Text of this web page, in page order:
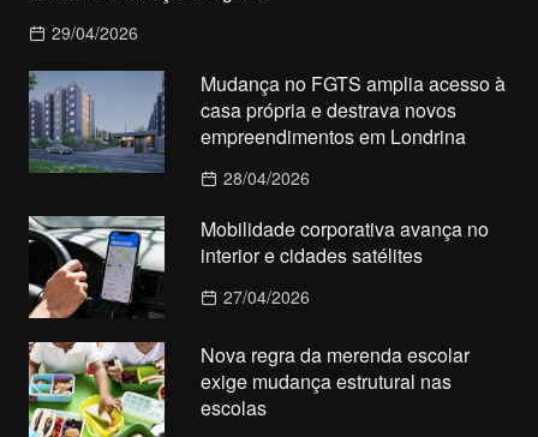
29/04/2026
Mudança no FGTS amplia acesso à
casa própria e destrava novos
empreendimentos em Londrina
28/04/2026
Mobilidade corporativa avança no
interior e cidades satélites
27/04/2026
Nova regra da merenda escolar
exige mudança estrutural nas
escolas